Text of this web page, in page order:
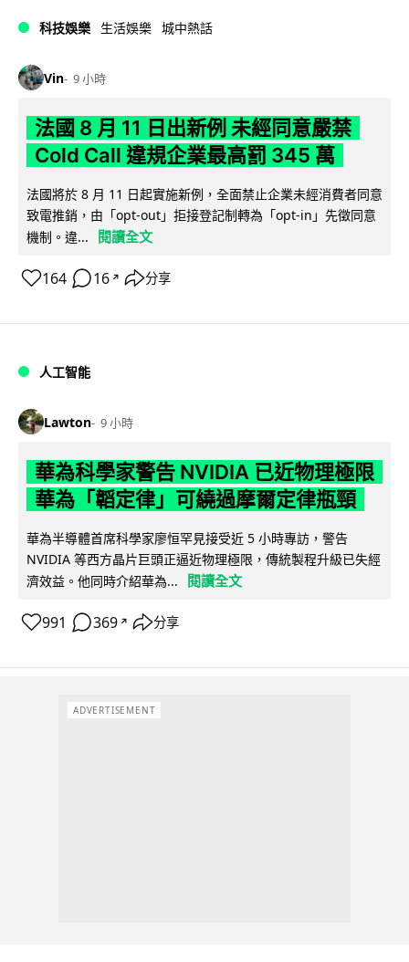
科技娛樂 生活娛樂 城中熱話
Vin 9 小時
法國 8 月 11 日出新例 未經同意嚴禁
Cold Call 違規企業最高罰 345 萬
法國將於 8 月 11 日起實施新例，全面禁止企業未經消費者同意
致電推銷，由「opt-out」拒接登記制轉為「opt-in」先徵同意
機制。違...
閱讀全文
164 16 ↗ 分享
人工智能
Lawton 9 小時
華為科學家警告 NVIDIA 已近物理極限
華為「韜定律」可繞過摩爾定律瓶頸
華為半導體首席科學家廖恒罕見接受近 5 小時專訪，警告
NVIDIA 等西方晶片巨頭正逼近物理極限，傳統製程升級已失經
濟效益。他同時介紹華為...
閱讀全文
991 369 ↗ 分享
ADVERTISEMENT